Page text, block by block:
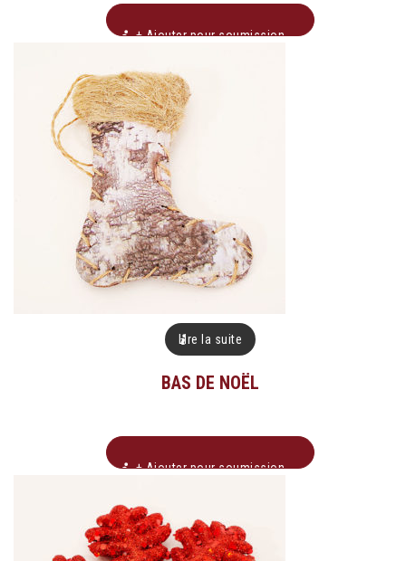
+ Ajouter pour soumission
Lire la suite
BAS DE NOËL
+ Ajouter pour soumission